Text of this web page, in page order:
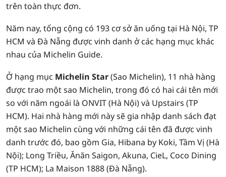
trên toàn thực đơn.
Năm nay, tổng cộng có 193 cơ sở ăn uống tại Hà Nội, TP
HCM và Đà Nẵng được vinh danh ở các hạng mục khác
nhau của Michelin Guide.
Ở hạng mục Michelin Star(Sao Michelin), 11 nhà hàng
được trao một sao Michelin, trong đó có hai cái tên mới
so với năm ngoái là ONVIT (Hà Nội) và Upstairs (TP
HCM). Hai nhà hàng mới này sẽ gia nhập danh sách đạt
một sao Michelin cùng với những cái tên đã được vinh
danh trước đó, bao gồm Gia, Hibana by Koki, Tầm Vị (Hà
Nội); Long Triều, Ănăn Saigon, Akuna, CieL, Coco Dining
(TP HCM); La Maison 1888 (Đà Nẵng).